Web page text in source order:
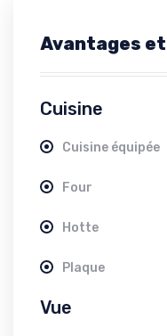
Avantages
Cuisine
Cuisine équipée
Four
Hotte
Plaque
Vue